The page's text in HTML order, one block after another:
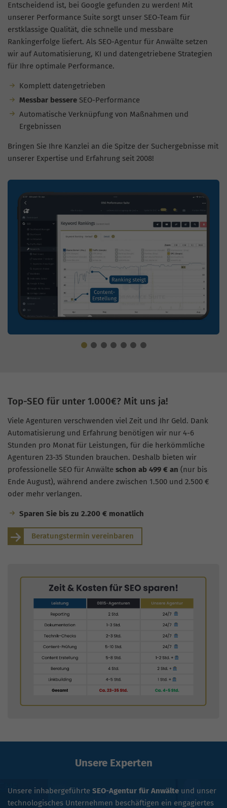
Entscheidend ist, bei Google gefunden zu werden! Mit
unserer Performance Suite sorgt unser SEO-Team für
erstklassige Qualität, die schnelle und messbare
Rankingerfolge liefert. Als SEO-Agentur für Anwälte setzen
wir auf Automatisierung, KI und datengetriebene Strategien
für Ihre optimale Performance.
Komplett datengetrieben
Messbar bessereSEO-Performance
Automatische Verknüpfung von Maßnahmen und
Ergebnissen
Bringen Sie Ihre Kanzlei an die Spitze der Suchergebnisse mit
unserer Expertise und Erfahrung seit 2008!
Top-SEO für unter 1.000€? Mit uns ja!
Viele Agenturen verschwenden viel Zeit und Ihr Geld. Dank
Automatisierung und Erfahrung benötigen wir nur 4-6
Stunden pro Monat für Leistungen, für die herkömmliche
Agenturen 23-35 Stunden brauchen. Deshalb bieten wir
professionelle SEO für Anwälte schon ab 499 € an (nur bis
Ende August), während andere zwischen 1.500 und 2.500 €
oder mehr verlangen.
Sparen Sie bis zu 2.200 € monatlich
Beratungstermin vereinbaren
Unsere Experten
Unsere inhabergeführte SEO-Agentur für Anwälte und unser
technologisches Unternehmen beschäftigen ein engagiertes